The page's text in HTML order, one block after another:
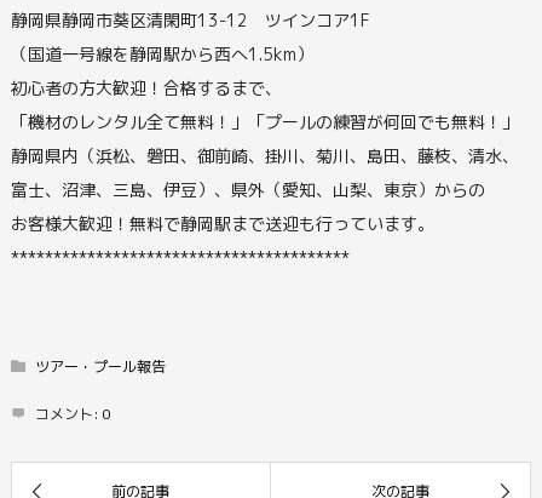
静岡県静岡市葵区清閑町13-12 ツインコア1F
（国道一号線を静岡駅から西へ1.5km）
初心者の方大歓迎！合格するまで、
「機材のレンタル全て無料！」「プールの練習が何回でも無料！」
静岡県内（浜松、磐田、御前崎、掛川、菊川、島田、藤枝、清水、
富士、沼津、三島、伊豆）、県外（愛知、山梨、東京）からの
お客様大歓迎！無料で静岡駅まで送迎も行っています。
****************************************
ツアー・プール報告
コメント: 0